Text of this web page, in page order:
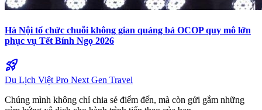
Hà Nội tổ chức chuỗi không gian quảng bá OCOP quy mô lớn
phục vụ Tết Bính Ngọ 2026
rocket_launch
Du Lịch Việt Pro Next Gen Travel
Chúng mình không chỉ chia sẻ điểm đến, mà còn gửi gắm những